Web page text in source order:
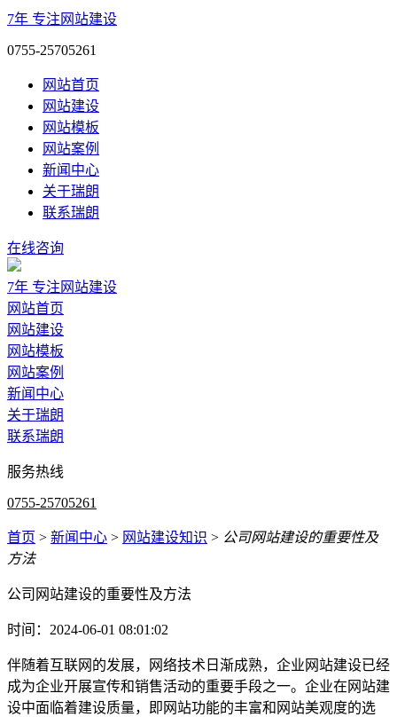
7年 专注网站建设
0755-25705261
网站首页
网站建设
网站模板
网站案例
新闻中心
关于瑞朗
联系瑞朗
在线咨询
7年 专注网站建设
网站首页
网站建设
网站模板
网站案例
新闻中心
关于瑞朗
联系瑞朗
服务热线
0755-25705261
首页 > 新闻中心 > 网站建设知识 > 公司网站建设的重要性及
方法
公司网站建设的重要性及方法
时间：2024-06-01 08:01:02
伴随着互联网的发展，网络技术日渐成熟，企业网站建设已经
成为企业开展宣传和销售活动的重要手段之一。企业在网站建
设中面临着建设质量，即网站功能的丰富和网站美观度的选